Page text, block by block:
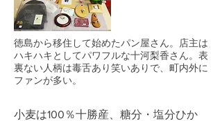
徳島から移住して始めたパン屋さん。店主は
ハキハキとしてパワフルな十河梨香さん。表
裏ない人柄は毒舌あり笑いありで、町内外に
ファンが多い。
小麦は100％十勝産、糖分・塩分ひか